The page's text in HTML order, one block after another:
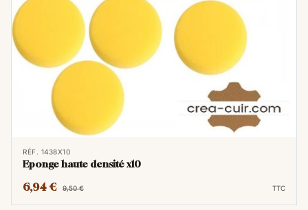
RÉF. 1438X10
Eponge haute densité x10
6,94 € 9,50 € TTC